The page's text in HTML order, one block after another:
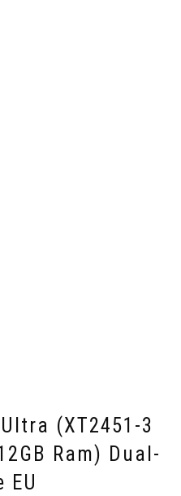
(XT2451-3
Ram) Dual-
EU